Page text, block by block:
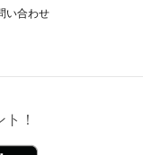
い合わせ
！